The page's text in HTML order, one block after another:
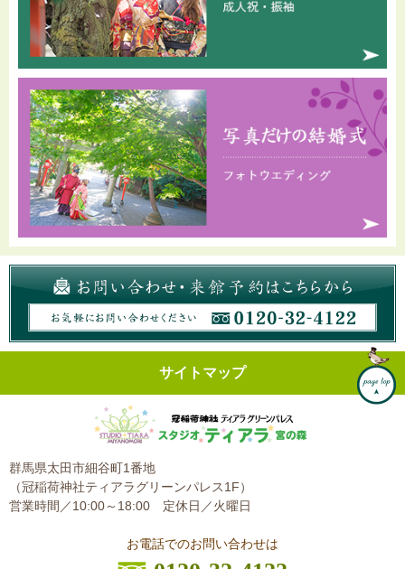
サイトマップ
群馬県太田市細谷町1番地
（冠稲荷神社ティアラグリーンパレス1F）
営業時間／10:00～18:00 定休日／火曜日
お電話でのお問い合わせは